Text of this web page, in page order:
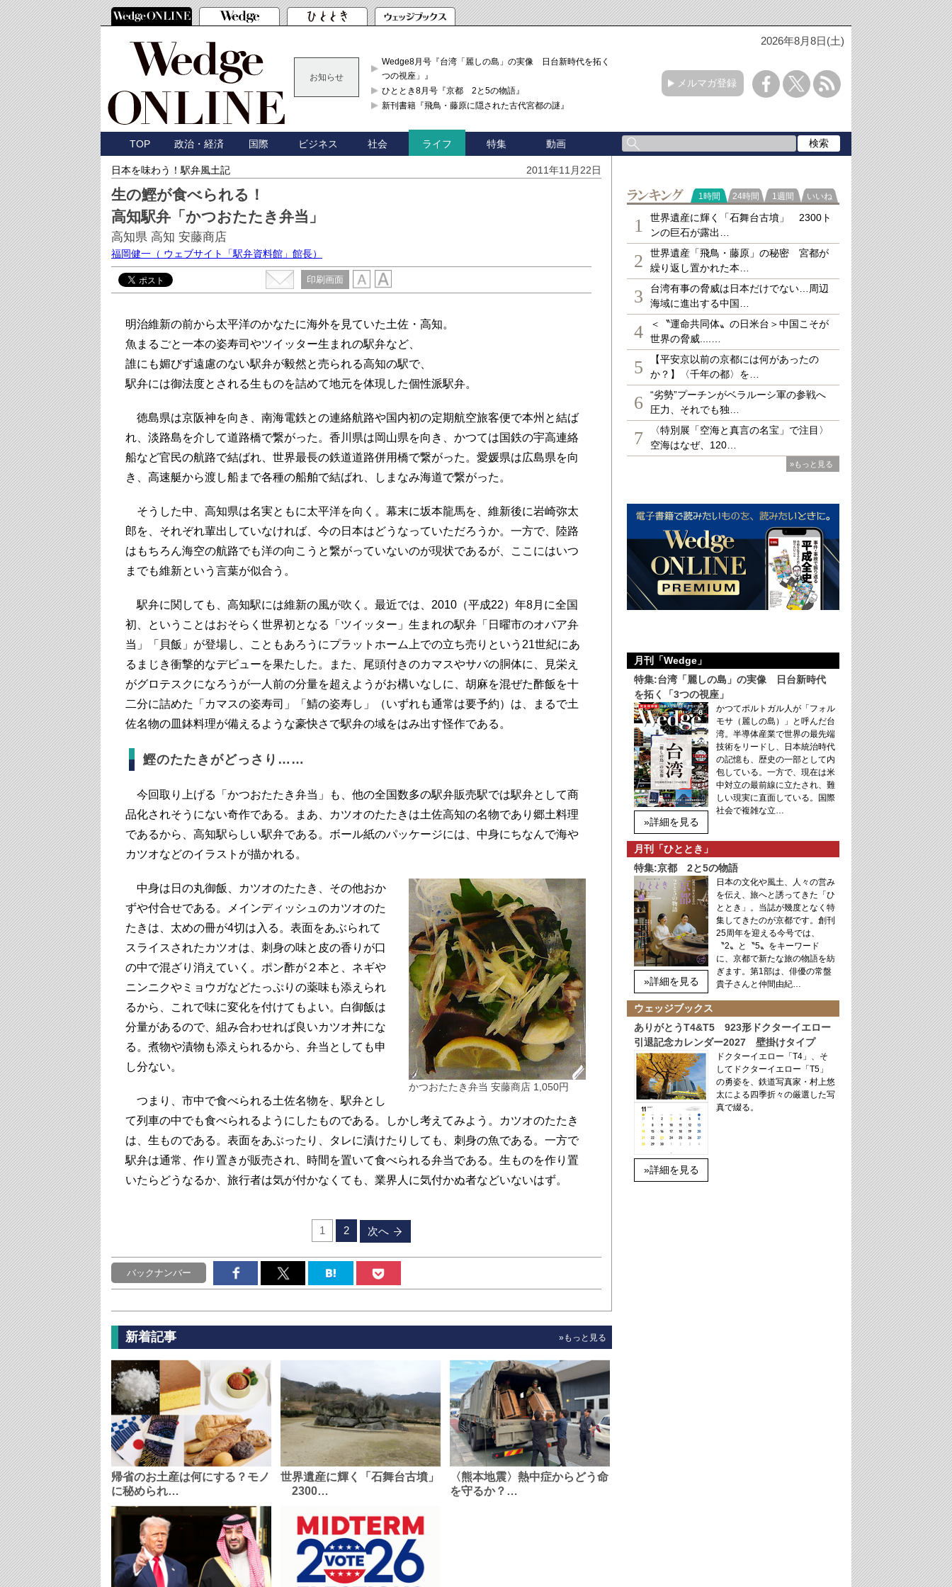
2026年8月8日(土)
お知らせ
Wedge8月号『台湾「麗しの島」の実像 日台新時代を拓く「3
つの視座」』
ひととき8月号『京都 2と5の物語』
新刊書籍『飛鳥・藤原に隠された古代宮都の謎』
メルマガ登録
TOP 政治・経済 国際 ビジネス 社会 ライフ 特集 動画
日本を味わう！駅弁風土記 2011年11月22日
生の鰹が食べられる！
高知駅弁「かつおたたき弁当」
高知県 高知 安藤商店
福岡健一 （ ウェブサイト「駅弁資料館」館長）
印刷画面
明治維新の前から太平洋のかなたに海外を見ていた土佐・高知。
魚まるごと一本の姿寿司やツイッター生まれの駅弁など、
誰にも媚びず遠慮のない駅弁が毅然と売られる高知の駅で、
駅弁には御法度とされる生ものを詰めて地元を体現した個性派駅弁。
徳島県は京阪神を向き、南海電鉄との連絡航路や国内初の定期航空旅客便で本州と結ば
れ、淡路島を介して道路橋で繋がった。香川県は岡山県を向き、かつては国鉄の宇高連絡
船など官民の航路で結ばれ、世界最長の鉄道道路併用橋で繋がった。愛媛県は広島県を向
き、高速艇から渡し船まで各種の船舶で結ばれ、しまなみ海道で繋がった。
そうした中、高知県は名実ともに太平洋を向く。幕末に坂本龍馬を、維新後に岩崎弥太
郎を、それぞれ輩出していなければ、今の日本はどうなっていただろうか。一方で、陸路
はもちろん海空の航路でも洋の向こうと繋がっていないのが現状であるが、ここにはいつ
までも維新という言葉が似合う。
駅弁に関しても、高知駅には維新の風が吹く。最近では、2010（平成22）年8月に全国
初、ということはおそらく世界初となる「ツイッター」生まれの駅弁「日曜市のオバア弁
当」「貝飯」が登場し、こともあろうにプラットホーム上での立ち売りという21世紀にあ
るまじき衝撃的なデビューを果たした。また、尾頭付きのカマスやサバの胴体に、見栄え
がグロテスクになろうが一人前の分量を超えようがお構いなしに、胡麻を混ぜた酢飯を十
二分に詰めた「カマスの姿寿司」「鯖の姿寿し」（いずれも通常は要予約）は、まるで土
佐名物の皿鉢料理が備えるような豪快さで駅弁の域をはみ出す怪作である。
鰹のたたきがどっさり……
今回取り上げる「かつおたたき弁当」も、他の全国数多の駅弁販売駅では駅弁として商
品化されそうにない奇作である。まあ、カツオのたたきは土佐高知の名物であり郷土料理
であるから、高知駅らしい駅弁である。ボール紙のパッケージには、中身にちなんで海や
カツオなどのイラストが描かれる。
かつおたたき弁当 安藤商店 1,050円
中身は日の丸御飯、カツオのたたき、その他おか
ずや付合せである。メインディッシュのカツオのた
たきは、太めの冊が4切は入る。表面をあぶられて
スライスされたカツオは、刺身の味と皮の香りが口
の中で混ざり消えていく。ポン酢が２本と、ネギや
ニンニクやミョウガなどたっぷりの薬味も添えられ
るから、これで味に変化を付けてもよい。白御飯は
分量があるので、組み合わせれば良いカツオ丼にな
る。煮物や漬物も添えられるから、弁当としても申
し分ない。
つまり、市中で食べられる土佐名物を、駅弁とし
て列車の中でも食べられるようにしたものである。しかし考えてみよう。カツオのたたき
は、生ものである。表面をあぶったり、タレに漬けたりしても、刺身の魚である。一方で
駅弁は通常、作り置きが販売され、時間を置いて食べられる弁当である。生ものを作り置
いたらどうなるか、旅行者は気が付かなくても、業界人に気付かぬ者などいないはず。
1 2 次へ
バックナンバー
新着記事 »もっと見る
帰省のお土産は何にする？モノ
に秘められ…
世界遺産に輝く「石舞台古墳」
2300…
〈熊本地震〉熱中症からどう命
を守るか？…
ランキング
1時間 24時間 1週間 いいね
1
世界遺産に輝く「石舞台古墳」 2300ト
ンの巨石が露出…
2
世界遺産「飛鳥・藤原」の秘密 宮都が
繰り返し置かれた本…
3
台湾有事の脅威は日本だけでない…周辺
海域に進出する中国…
4
＜〝運命共同体〟の日米台＞中国こそが
世界の脅威....…
5
【平安京以前の京都には何があったの
か？】〈千年の都〉を…
6
“劣勢”プーチンがベラルーシ軍の参戦へ
圧力、それでも独…
7
〈特別展「空海と真言の名宝」で注目〉
空海はなぜ、120…
»もっと見る
月刊「Wedge」
特集:台湾「麗しの島」の実像 日台新時代
を拓く「3つの視座」
»詳細を見る
かつてポルトガル人が「フォル
モサ（麗しの島）」と呼んだ台
湾。半導体産業で世界の最先端
技術をリードし、日本統治時代
の記憶も、歴史の一部として内
包している。一方で、現在は米
中対立の最前線に立たされ、難
しい現実に直面している。国際
社会で複雑な立…
月刊「ひととき」
特集:京都 2と5の物語
»詳細を見る
日本の文化や風土、人々の営み
を伝え、旅へと誘ってきた「ひ
ととき」。当誌が幾度となく特
集してきたのが京都です。創刊
25周年を迎える今号では、
〝2〟と〝5〟をキーワード
に、京都で新たな旅の物語を紡
ぎます。第1部は、俳優の常盤
貴子さんと仲間由紀…
ウェッジブックス
ありがとうT4&T5 923形ドクターイエロー
引退記念カレンダー2027 壁掛けタイプ
»詳細を見る
ドクターイエロー「T4」、そ
してドクターイエロー「T5」
の勇姿を、鉄道写真家・村上悠
太による四季折々の厳選した写
真で綴る。